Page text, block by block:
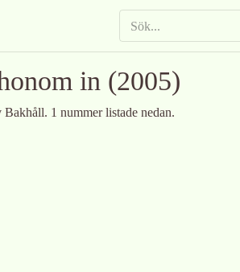
in (2005)
Bakhåll. 1 nummer listade nedan.